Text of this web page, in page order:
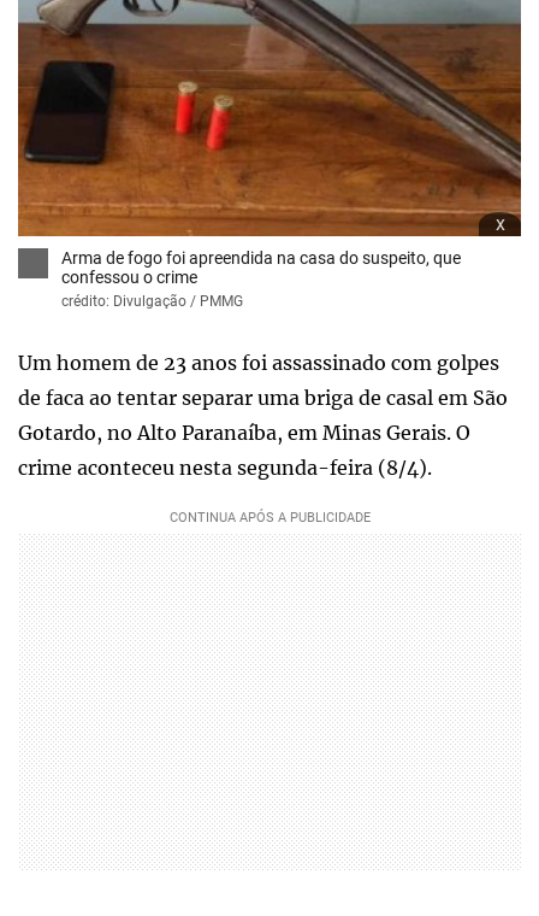
x
Arma de fogo foi apreendida na casa do suspeito, que
confessou o crime
crédito: Divulgação / PMMG
Um homem de 23 anos foi assassinado com golpes
de faca ao tentar separar uma briga de casal em São
Gotardo, no Alto Paranaíba, em Minas Gerais. O
crime aconteceu nesta segunda-feira (8/4).